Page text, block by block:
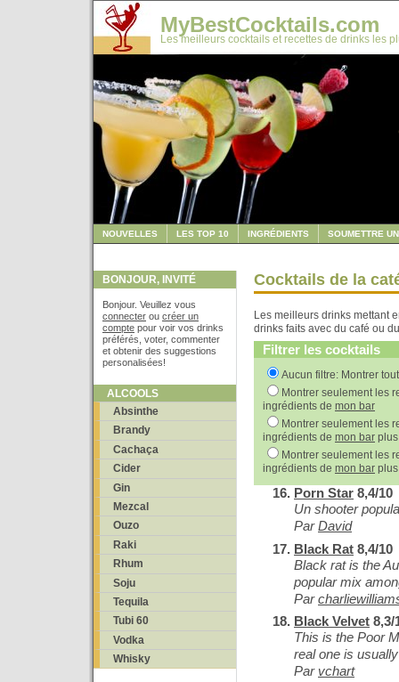
MyBestCocktails.com
Les meilleurs cocktails et recettes de drinks les
NOUVELLES LES TOP 10 INGRÉDIENTS SOUMETTRE
BONJOUR, INVITÉ
Bonjour. Veuillez vous
connecter ou créer un
compte pour voir vos drinks
préférés, voter, commenter
et obtenir des suggestions
personalisées!
ALCOOLS
Absinthe
Brandy
Cachaça
Cider
Gin
Mezcal
Ouzo
Raki
Rhum
Soju
Tequila
Tubi 60
Vodka
Whisky
Cocktails de la
Les meilleurs drinks mettant
drinks faits avec du café ou
Filtrer les cocktails
Aucun filtre: Montrer
Montrer seulement les
ingrédients de mon bar
Montrer seulement les
ingrédients de mon bar
Montrer seulement les
ingrédients de mon bar
Porn Star 8,4/10
Un shooter
ParDavid
Black Rat 8,4/10
Black rat is the
popular mix
Par
Black Velvet 8,3/
This is the Poor
real one is
Par vchart